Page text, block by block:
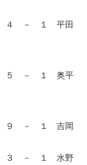
－ １ 平田
－ １ 奥平
) ９ － １ 吉岡
) ３ － １ 水野